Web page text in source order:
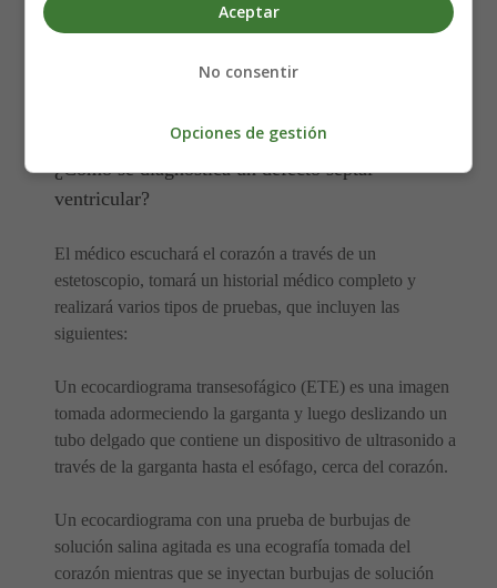
Los factores de riesgo específicos para un DSV incluyen
¿Cómo se diagnostica un defecto septal
ventricular?
El médico escuchará el corazón a través de un
estetoscopio, tomará un historial médico completo y
realizará varios tipos de pruebas, que incluyen las
siguientes:
Un ecocardiograma transesofágico (ETE) es una imagen
tomada adormeciendo la garganta y luego deslizando un
tubo delgado que contiene un dispositivo de ultrasonido a
través de la garganta hasta el esófago, cerca del corazón.
Un ecocardiograma con una prueba de burbujas de
solución salina agitada es una ecografía tomada del
corazón mientras que se inyectan burbujas de solución
Aceptar
No consentir
Opciones de gestión